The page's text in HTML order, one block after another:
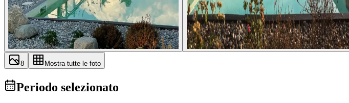
8 Mostra tutte le foto
Periodo selezionato